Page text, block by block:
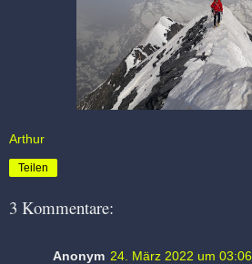
Arthur
Teilen
3 Kommentare:
Anonym 24. März 2022 um 03:06